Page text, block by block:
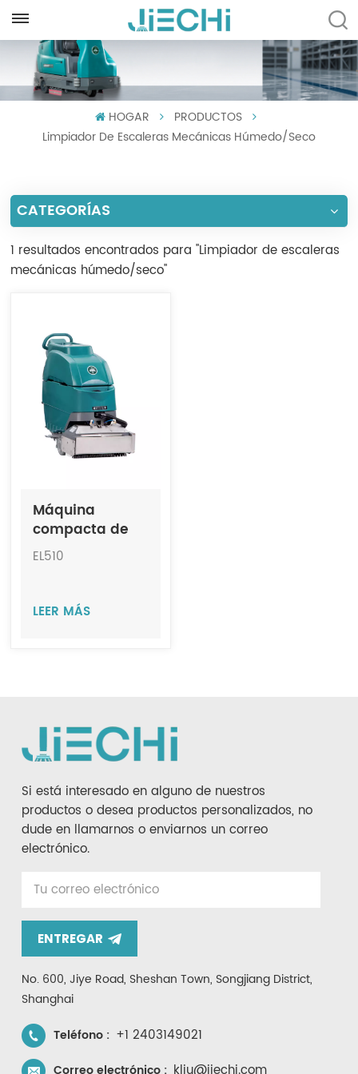
English
Español
Português
العربية
Tiếng Việt
Indonesia
中文
HOGAR
PRODUCTOS
Limpiador De Escaleras Mecánicas Húmedo/seco
CATEGORÍAS
1 resultados encontrados para "Limpiador de escaleras
mecánicas húmedo/seco"
Máquina
compacta de
limpieza de
seco y húmedo
EL510
LEER MÁS
Si está interesado en alguno de nuestros
productos o desea productos personalizados, no
dude en llamarnos o enviarnos un correo
electrónico.
ENTREGAR
No. 600, Jiye Road, Sheshan Town, Songjiang District,
Shanghai
Teléfono : +1 2403149021
Correo electrónico :